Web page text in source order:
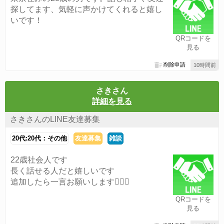
QRコードを
見る
探してます、気軽に声かけてくれると嬉し
いです！
10時間前
削除申請
さきさん
詳細を見る
さきさんのLINE友達募集
20代:20代：その他 友達募集 雑談
QRコードを
見る
22歳社会人です
長く話せる人だと嬉しいです
追加したら一言お願いします🙇🏻‍♀️